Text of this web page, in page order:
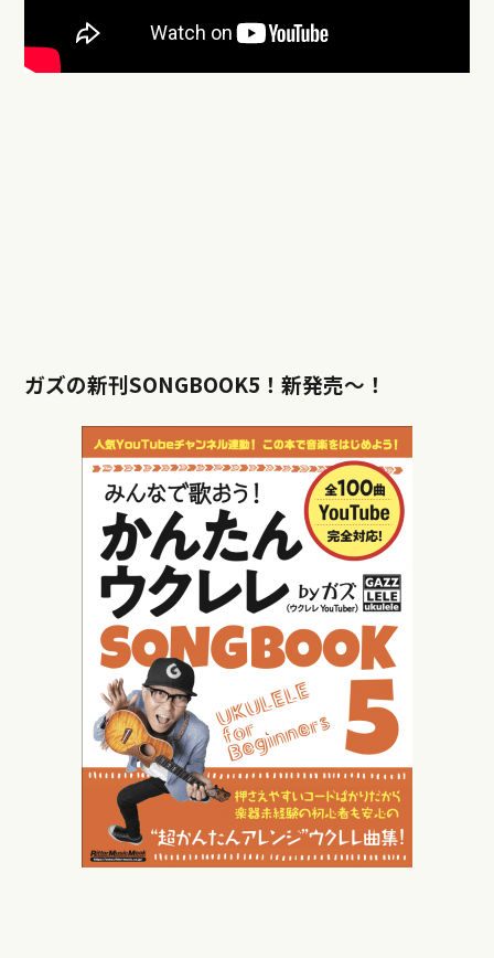
ガズの新刊SONGBOOK5！新発売〜！